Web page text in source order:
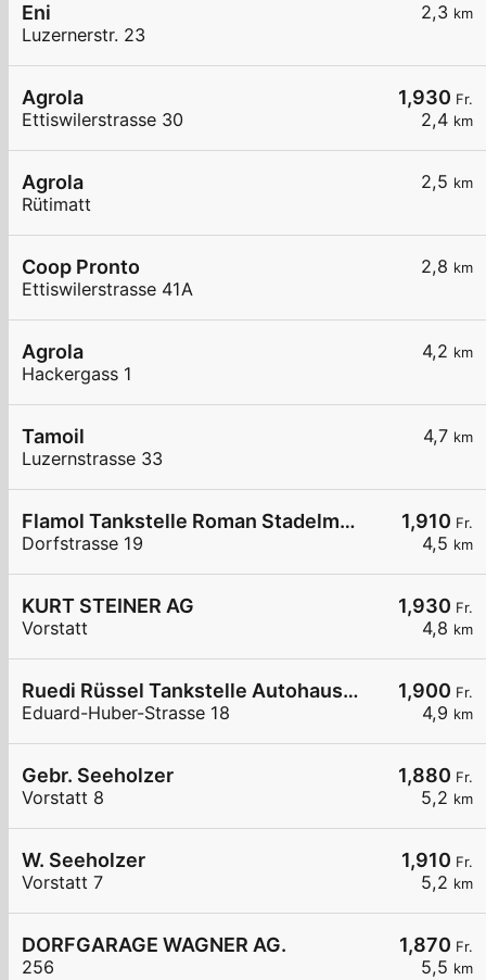
2,3 km
Eni
Luzernerstr. 23
1,930 Fr.
2,4 km
Agrola
Ettiswilerstrasse 30
2,5 km
Agrola
Rütimatt
2,8 km
Coop Pronto
Ettiswilerstrasse 41A
4,2 km
Agrola
Hackergass 1
4,7 km
Tamoil
Luzernstrasse 33
1,910 Fr.
4,5 km
Flamol Tankstelle Roman Stadelmann
Dorfstrasse 19
1,930 Fr.
4,8 km
KURT STEINER AG
Vorstatt
1,900 Fr.
4,9 km
Ruedi Rüssel Tankstelle Autohaus Erwin Steffen
Eduard-Huber-Strasse 18
1,880 Fr.
5,2 km
Gebr. Seeholzer
Vorstatt 8
1,910 Fr.
5,2 km
W. Seeholzer
Vorstatt 7
1,870 Fr.
5,5 km
DORFGARAGE WAGNER AG.
256